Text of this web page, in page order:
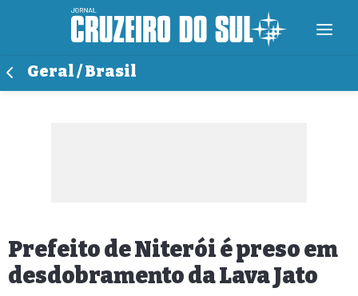
Geral / Brasil
Prefeito de Niterói é preso em
desdobramento da Lava Jato